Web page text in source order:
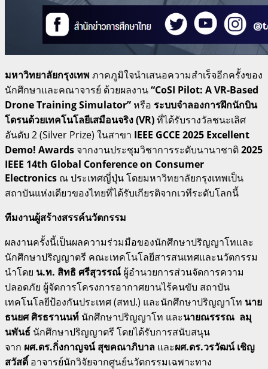
มหาวิทยาลัยกรุงเทพ ภาคภูมิใจนำเสนอความสำเร็จอีกครั้งของ
นักศึกษาและคณาจารย์ ด้วยผลงาน“CoSI Pilot: A VR-Based
Drone Training Simulator”หรือ ระบบจำลองการฝึกนักบิน
โดรนด้วยเทคโนโลยีเสมือนจริง (VR)ที่ได้รับรางวัลชนะเลิศ
อันดับ 2 (Silver Prize) ในสาขา IEEE GCCE 2025 Excellent
Demo! Awards จากงานประชุมวิชาการระดับนานาชาติ2025
IEEE 14th Global Conference on Consumer
Electronics ณ ประเทศญี่ปุ่น โดยมหาวิทยาลัยกรุงเทพเป็น
สถาบันแห่งเดียวของไทยที่ได้รับเกียรติจากเวทีระดับโลกนี้
ทีมงานผู้สร้างสรรค์นวัตกรรม
ผลงานครั้งนี้เป็นผลความร่วมมือของนักศึกษาปริญญาโทและ
นักศึกษาปริญญาตรี คณะเทคโนโลยีสารสนเทศและนวัตกรรม
นำโดย น.ท. สิทธิ ศรีสุวรรณ์ ผู้อำนวยการส่วนจัดการความ
ปลอดภัย ผู้จัดการโครงการอากาศยานไร้คนขับ สถาบัน
เทคโนโลยีป้องกันประเทศ (สทป.) และนักศึกษาปริญญาโท นาย
ธนยศ ศิรธรานนท์ นักศึกษาปริญญาโท และนายณรรรณ ลมุ
นพันธ์ นักศึกษาปริญญาตรี โดยได้รับการสนับสนุน
จาก ผศ.ดร.กิ่งกาญจน์ สุขคณาภิบาล และผศ.ดร.วรวัฒน์ เชิญ
สวัสดิ์ อาจารย์นักวิจัยจากศูนย์นวัตกรรมเฉพาะทาง